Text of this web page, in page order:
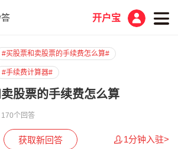
开户宝
#买股票和卖股票的手续费怎么算#
#手续费计算器#
股票的手续费怎么算
170个回答
获取新回答 1分钟入驻>